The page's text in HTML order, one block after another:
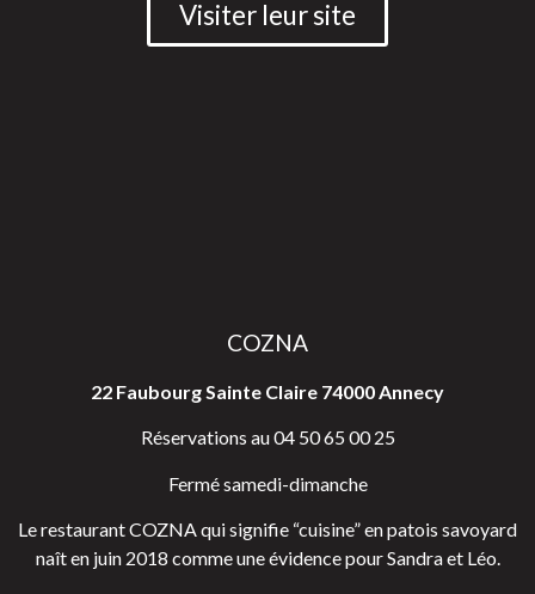
Visiter leur site
COZNA
22 Faubourg Sainte Claire 74000 Annecy
Réservations au 04 50 65 00 25
Fermé samedi-dimanche
Le restaurant COZNA qui signifie “cuisine” en patois savoyard
naît en juin 2018 comme une évidence pour Sandra et Léo.